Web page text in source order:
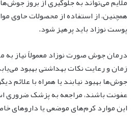
همچنین، از استفاده از محصولات حاوی
پوست نوزاد باید پرهیز شود.
درمان جوش صورت نوزاد معمولاً نیاز به
زمان و رعایت نکات بهداشتی بهبود
جوش‌ها بهبود نیابند یا همراه با علائم
عفونت باشند، مراجعه به پزشک
این موارد کرم‌های موضعی یا داروهای